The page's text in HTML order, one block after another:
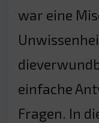
war eine
einfache
Fragen. In